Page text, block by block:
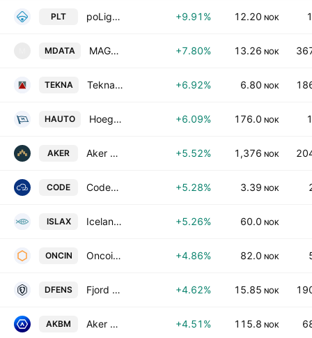
PLT poLight ASA +9.91% 12.20 NOK
MDATA MAGNORA DATA CENTER ASA +7.80% 13.26 NOK
TEKNA Tekna Holding ASA +6.92% 6.80 NOK
HAUTO Hoegh Autoliners ASA +6.09% 176.0 NOK
AKER Aker ASA Class A +5.52% 1,376 NOK
CODE CodeLab Capital AS +5.28% 3.39 NOK
ISLAX Icelandic Salmon AS +5.26% 60.0 NOK
ONCIN Oncoinvent ASA +4.86% 82.0 NOK
DFENS Fjord Defence Group ASA +4.62% 15.85 NOK
AKBM Aker BioMarine ASA +4.51% 115.8 NOK